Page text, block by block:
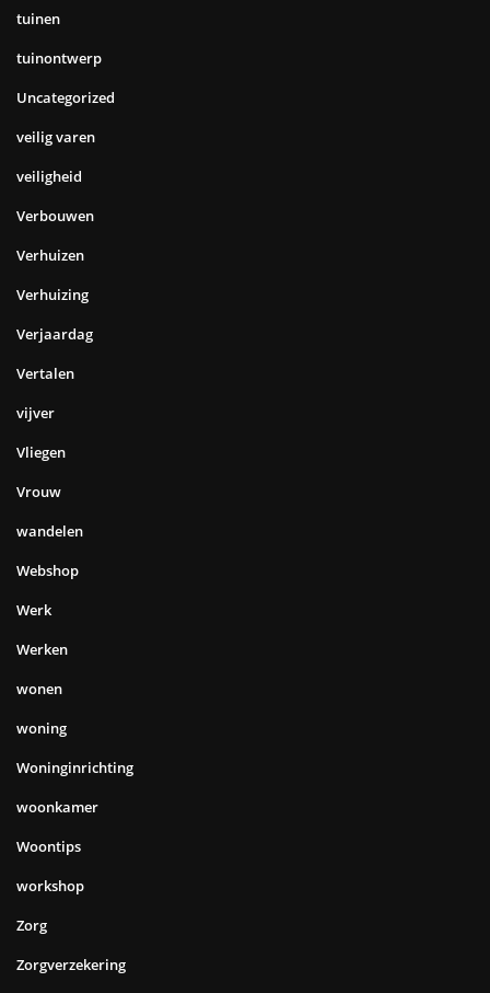
tuinen
tuinontwerp
Uncategorized
veilig varen
veiligheid
Verbouwen
Verhuizen
Verhuizing
Verjaardag
Vertalen
vijver
Vliegen
Vrouw
wandelen
Webshop
Werk
Werken
wonen
woning
Woninginrichting
woonkamer
Woontips
workshop
Zorg
Zorgverzekering